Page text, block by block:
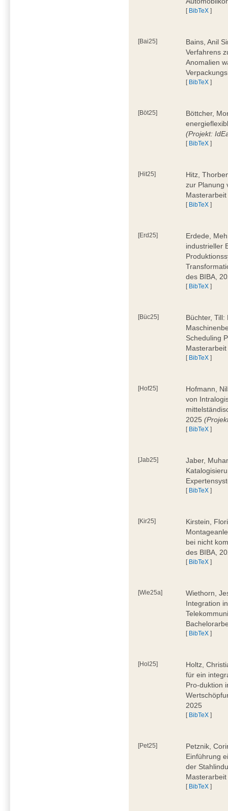
[ BibTeX ]
[Bai25]
Bains, Anil
Verfahrens
Anomalien
[ BibTeX ]
[Böt25]
Böttcher,
(Projekt:
[ BibTeX ]
[Hit25]
Hitz,
zur Planung
[ BibTeX ]
[Erd25]
Erdede,
industrieller
des BIBA,
[ BibTeX ]
[Büc25]
Büchter, Till:
Scheduling
[ BibTeX ]
[Hof25]
Hofmann,
von
2025
[ BibTeX ]
[Jab25]
Jaber,
[ BibTeX ]
[Kir25]
Kirstein,
bei nicht
des BIBA,
[ BibTeX ]
[Wie25a]
Wiethorn,
Integration
[ BibTeX ]
[Hol25]
Holtz,
für ein
Pro-duktion
2025
[ BibTeX ]
[Pet25]
Petznik,
Einführung
der
[ BibTeX ]